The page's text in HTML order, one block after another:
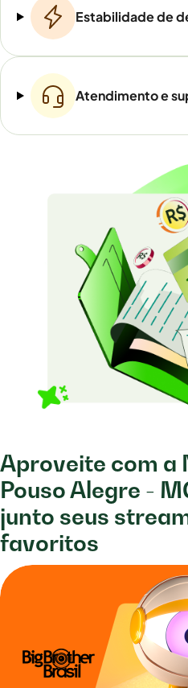
Estabilidade de
Atendimento e
Aproveite com a
Pouso Alegre -
junto seus
favoritos